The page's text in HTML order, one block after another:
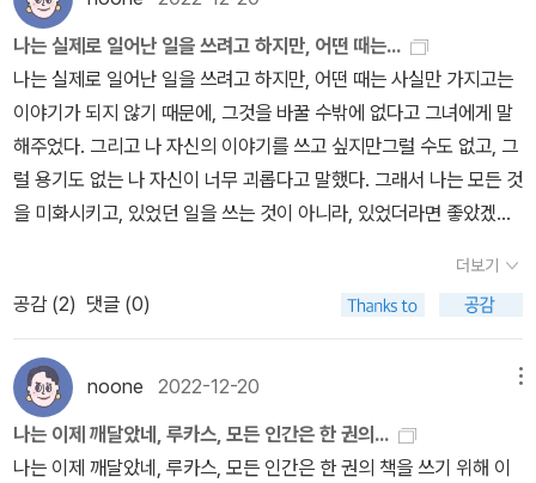
적으로 가장 무서웠던 글은 비밀노트 마지막에 기록된 작문이 아닐까
싶다.
데 장바구니에 책이 십수권 담기게 된다. <돈키호테>는 종이책으로
갖고 있었을 때는 완독 못 할 것 같았는데 전자책이니까 완독할 수 있
을 것 같다. 희한하게 벽돌책은 종이책으로는 안 읽히는데 전자책으
로 읽으면 그나마 읽힌다. 무게나 두께가 안 느껴져서 그런 듯 싶다.
벽돌책은 전자책으로! 아무튼 <돈키호테>는 올해 안에 읽을 거다. 무
조건!-프랑스 중위의 여자<프랑스 중위의 여자>도 종이책으로 갖고
게 되었다. 이 책은 전자책으로 사고 싶어서 정말 여러 번 검색했는데
도 안 뜨길래 거의 반포기 상태였는데 어느날 검색해보니까 전자책이
나왔길래 바로 샀다. 예전에 갖고 있던 종이책은 한 권 짜리였는데 전
자책은 분권이다. 거기다 가격 차이 무엇. 그래도 전자책이 있으니까
다행이라고 생각해야겠지.-존재의 세 가지 거짓말 <존재의 세 가지
거짓말>도 두 번 샀다. 예전에 갖고 있던 종이책은 세 권 짜리였는데
전자책은 통합본이다. 통합본도 버전이 여러가지인데 내가 산 전자책
게 다녀올 수 있었다. 다행히 기차 안에서 음료는 마실 수 있어 커피랑
물도 홀짝이면서.남편이 나랑 가고 싶어한 이유는 나도 그렇지만 점
점 혼자 기차 타고 서울 다녀오는 것이 힘들어서다. 집에 있으면 너무
편한데, 얼마나 좋아야 이 좋은 집을 두고 2시간 반을 기차를 타고 서
울 가서 또 공연장까지 대중교통을 이용해서 갔다가 공연을 즐기고
돌아올 수 있을까. 심지어 공연이 끝나면 체력이 거의 바닥이 나서 공
연을 본 흥분으로 겨우 겨우 돌아오는데 다음 날은 초죽음이 될 때도
많다. 그래서 부산에 있었더라면 냥이들과 집에서 맛있는 거 먹고, 책
읽고, 드라마 보고, 혹은 가까운 곳에서 맛있는 거 먹고 이럴 텐데, 서
매했고, 날짜가 임박해서는 취수료가 엄청나고, 그래서 우리는 가야
만 하는 거다. 이 책 역시 2백년 만에 레닌그라드에 찾아 온 폭염이 극
성을 부리는 때, 아내와 아들을 오데사로 보내고 혼자 아파트에 남은
천문학자 말랴노프의 이야기이다. 더 자세히 말하면 말랴노프 머리에
나는 실제로 일어난 일을 쓰려고 하지만, 어떤 때는...
나는 실제로 일어난 일을 쓰려고 하지만, 어떤 때는 사실만 가지고는
이야기가 되지 않기 때문에, 그것을 바꿀 수밖에 없다고 그녀에게 말
해주었다. 그리고 나 자신의 이야기를 쓰고 싶지만그럴 수도 없고, 그
럴 용기도 없는 나 자신이 너무 괴롭다고 말했다. 그래서 나는 모든 것
을 미화시키고, 있었던 일을 쓰는 것이 아니라, 있었더라면 좋았겠다
더보기
공감 (2) 댓글 (0)
noone 2022-12-20
나는 이제 깨달았네, 루카스, 모든 인간은 한 권의...
나는 이제 깨달았네, 루카스, 모든 인간은 한 권의 책을 쓰기 위해 이